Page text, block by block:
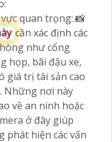
quan trọng: 📸
cần xác định các
như cổng
họp, bãi đậu xe,
giá trị tài sản cao
Những nơi này
về an ninh hoặc
ở đây giúp
phát hiện các vấn